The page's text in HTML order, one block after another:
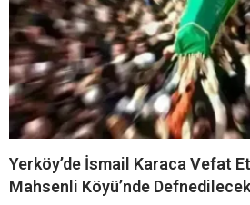
Yerköy’de İsmail Karaca Vefat
Mahsenli Köyü’nde Defnedilecek